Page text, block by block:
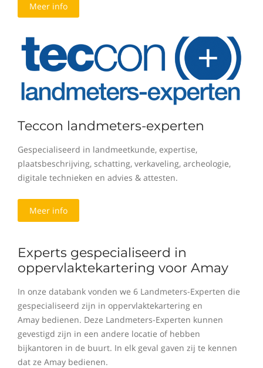
Meer info
Teccon landmeters-experten
Gespecialiseerd in landmeetkunde, expertise,
plaatsbeschrijving, schatting, verkaveling, archeologie,
digitale technieken en advies & attesten.
Meer info
Experts gespecialiseerd in
oppervlaktekartering voor Amay
In onze databank vonden we 6 Landmeters-Experten die
gespecialiseerd zijn in oppervlaktekartering en
Amay bedienen. Deze Landmeters-Experten kunnen
gevestigd zijn in een andere locatie of hebben
bijkantoren in de buurt. In elk geval gaven zij te kennen
dat ze Amay bedienen.